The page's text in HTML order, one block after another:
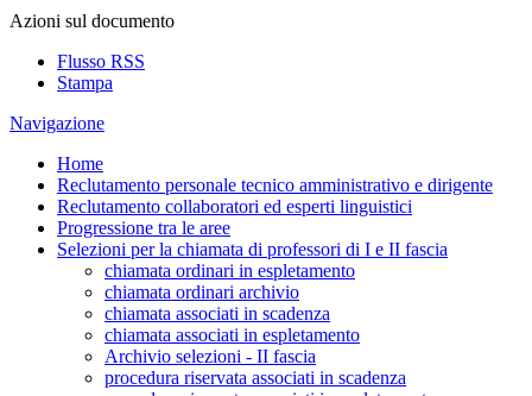
Azioni sul documento
Flusso RSS
Stampa
Navigazione
Home
Reclutamento personale tecnico amministrativo e dirigente
Reclutamento collaboratori ed esperti linguistici
Progressione tra le aree
Selezioni per la chiamata di professori di I e II fascia
chiamata ordinari in espletamento
chiamata ordinari archivio
chiamata associati in scadenza
chiamata associati in espletamento
Archivio selezioni - II fascia
procedura riservata associati in scadenza